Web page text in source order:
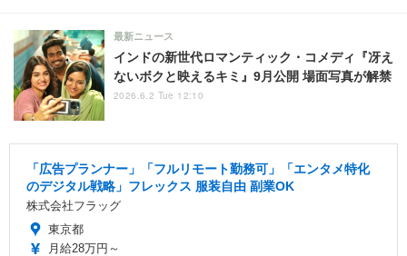
インドの新世代ロマンティック・コメディ『冴え
ないボクと映えるキミ』9月公開 場面写真が解禁
最新ニュース
2026.6.2 Tue 12:10
「広告プランナー」「フルリモート勤務可」「エンタメ特化
のデジタル戦略」フレックス 服装自由 副業OK
株式会社フラッグ
東京都
月給28万円～